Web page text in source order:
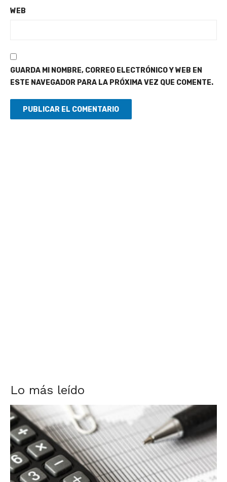
WEB
GUARDA MI NOMBRE, CORREO ELECTRÓNICO Y WEB EN
ESTE NAVEGADOR PARA LA PRÓXIMA VEZ QUE COMENTE.
Lo más leído